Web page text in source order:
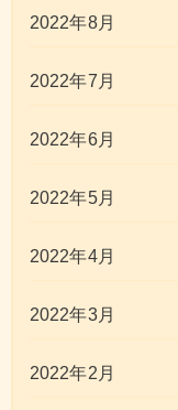
2022年8月
2022年7月
2022年6月
2022年5月
2022年4月
2022年3月
2022年2月